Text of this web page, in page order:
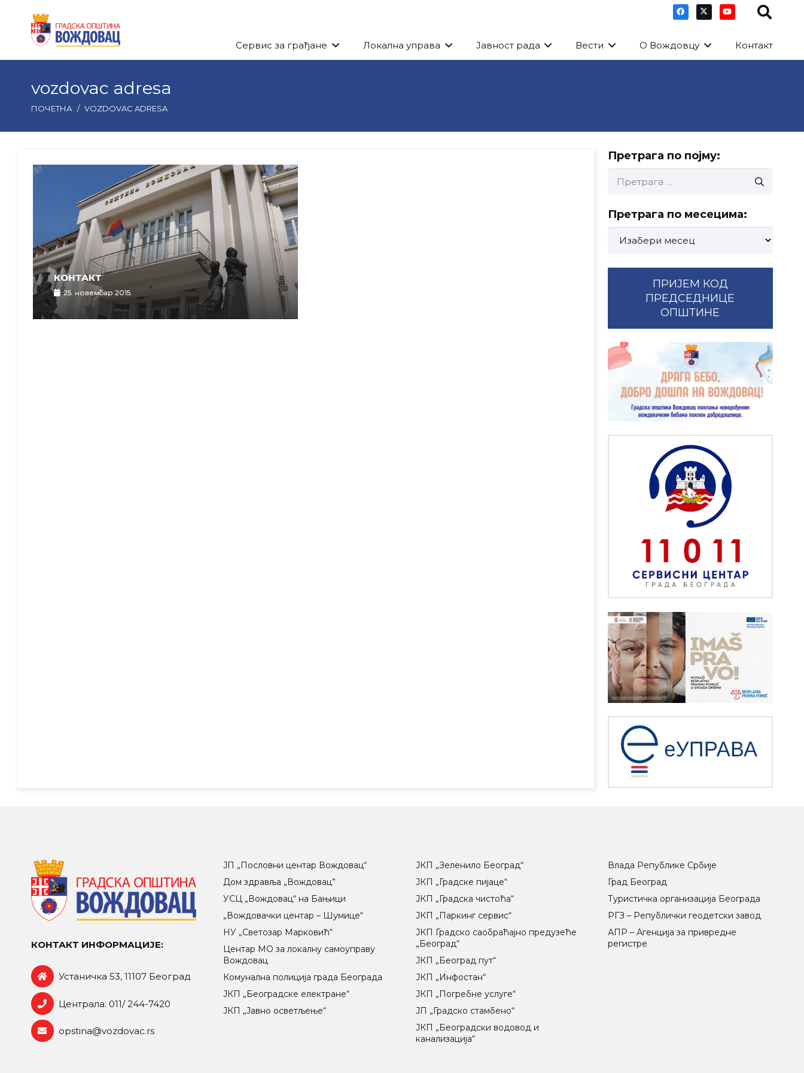
Сервис за грађане Локална управа Јавност рада Вести О Вождовцу Контакт
vozdovac adresa
ПОЧЕТНА / VOZDOVAC ADRESA
КОНТАКТ
25. новембар 2015.
Претрага по појму:
за:
Претрага по месецима:
ПРИЈЕМ КОД
ПРЕДСЕДНИЦЕ
ОПШТИНЕ
КОНТАКТ ИНФОРМАЦИЈЕ:
Устаничка 53, 11107 Београд
Централа: 011/ 244-7420
opstina@vozdovac.rs
ЈП „Пословни центар Вождовац“
Дом здравља „Вождовац”
УСЦ „Вождовац“ на Бањици
„Вождовачки центар – Шумице“
НУ „Светозар Марковић“
Центар МO за локалну самоуправу
Вождовац
Комунална полиција града Београда
ЈКП „Београдске електране“
ЈКП „Јавно осветљење“
ЈКП „Зеленило Београд“
ЈКП „Градске пијаце“
ЈКП „Градска чистоћа“
ЈКП „Паркинг сервис“
ЈКП Градско саобраћајно предузеће
„Београд“
ЈКП „Београд пут“
ЈКП „Инфостан“
ЈКП „Погребне услуге“
ЈП „Градско стамбено“
ЈКП „Београдски водовод и
канализација“
Влада Републике Србије
Град Београд
Туристичка организација Београда
РГЗ – Републички геодетски завод
АПР – Агенција за привредне
регистре